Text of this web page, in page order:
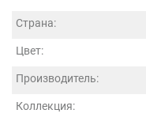
Страна:
Цвет:
Производитель:
Коллекция: